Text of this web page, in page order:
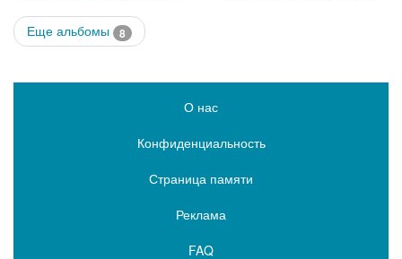
Еще альбомы 8
О нас
Конфиденциальность
Страница памяти
Реклама
FAQ